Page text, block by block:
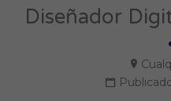
Diseñador